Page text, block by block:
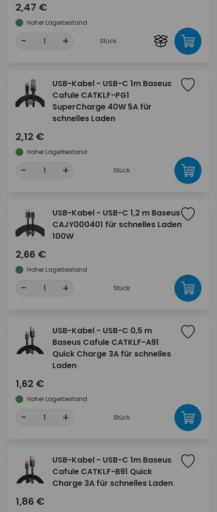
2,47 €
Hoher Lagerbestand
- + Stück
USB-Kabel - USB-C 1m Baseus
Cafule CATKLF-PG1
SuperCharge 40W 5A für
schnelles Laden
2,12 €
Hoher Lagerbestand
- + Stück
USB-Kabel - USB-C 1,2 m Baseus
CAJY000401 für schnelles Laden
100W
2,66 €
Hoher Lagerbestand
- + Stück
USB-Kabel - USB-C 0,5 m
Baseus Cafule CATKLF-A91
Quick Charge 3A für schnelles
Laden
1,62 €
Hoher Lagerbestand
- + Stück
USB-Kabel - USB-C 1m Baseus
Cafule CATKLF-B91 Quick
Charge 3A für schnelles Laden
1,86 €